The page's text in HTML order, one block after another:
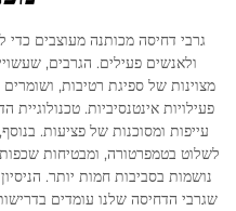
גרבי דחיסה מכותנה מעוצבים כדי
ולאנשים פעילים. הגרבים,
מצוינות של ספיגת רטיבות,
פעילויות אינטנסיביות.
עייפות ומסוכנות של פציעות.
לשלוט בטמפרטורה, ומבטיחות
נושמות בסביבות חמות יותר.
שגרבי הדחיסה שלנו עומדים